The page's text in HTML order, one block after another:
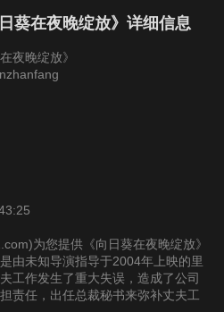
葵在夜晚绽放》详细信息
夜晚绽放》
为您提供《向日葵在夜晚绽放》
由未知导演指导于2004年上映的里
工作发生了重大失误，造成了公司
责任，出任总裁秘书来弥补丈夫工